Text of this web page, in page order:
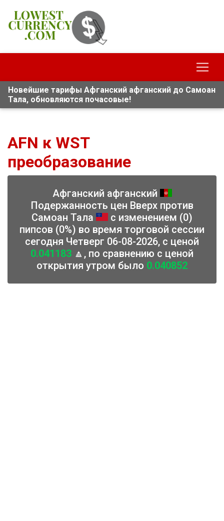
Новейшие тарифы Афганский афганский до Самоан
Тала, обновляются почасовые!
AFN к WST
преобразование
Афганский афганский
Подержанность цен Вверх против
Самоан Тала
с изменением (0)
пипсов (0%) во время торговой сессии
сегодня Четверг 06-08-2026, с ценой
0.041183 🔼, по сравнению с ценой
открытия утром было 0.040852